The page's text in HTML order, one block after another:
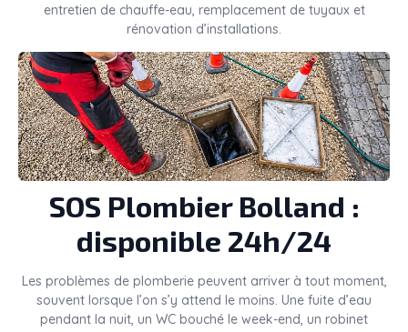
entretien de chauffe-eau, remplacement de tuyaux et
rénovation d’installations.
SOS Plombier Bolland :
disponible 24h/24
Les problèmes de plomberie peuvent arriver à tout moment,
souvent lorsque l’on s’y attend le moins. Une fuite d’eau
pendant la nuit, un WC bouché le week-end, un robinet